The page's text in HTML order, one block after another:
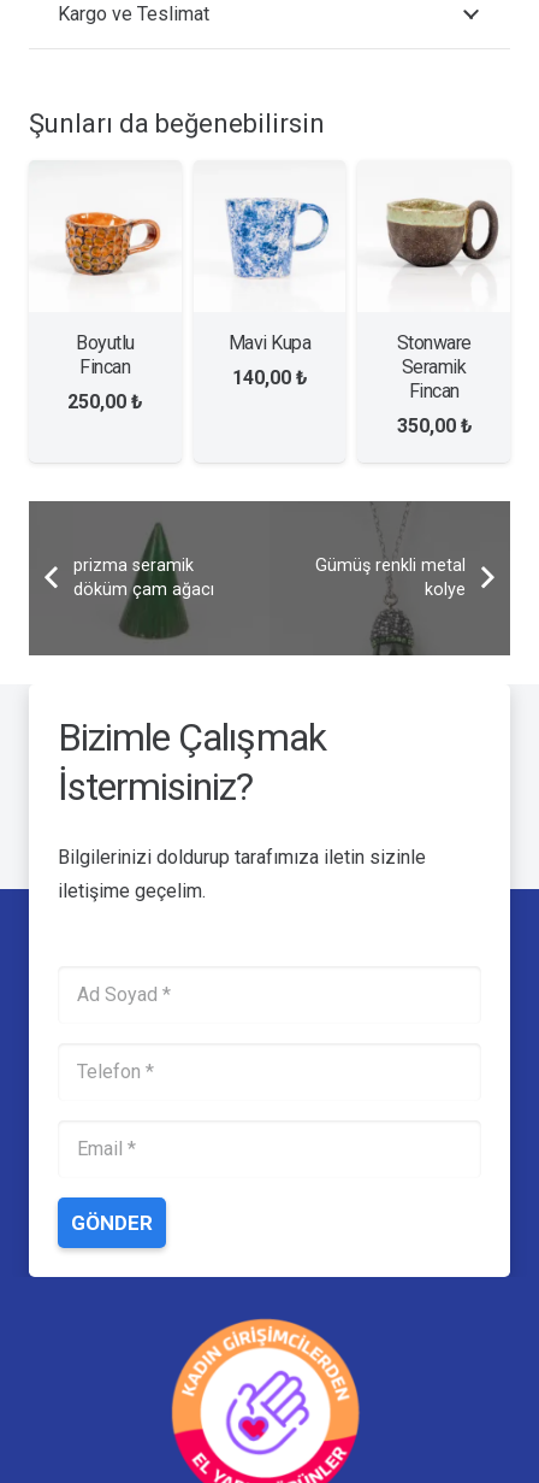
Kargo ve Teslimat
Şunları da beğenebilirsin
Boyutlu
Fincan
250,00₺
Mavi Kupa
140,00 ₺
Stonware
Seramik
Fincan
350,00 ₺
prizma seramik
döküm çam ağacı
Gümüş renkli metal
kolye
Bizimle Çalışmak
İstermisiniz?
Bilgilerinizi doldurup tarafımıza iletin sizinle
iletişime geçelim.
GÖNDER